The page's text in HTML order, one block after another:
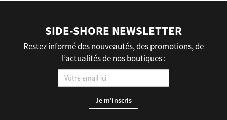
SIDE-SHORE NEWSLETTER
Restez informé des nouveautés, des promotions, de
l’actualités de nos boutiques :